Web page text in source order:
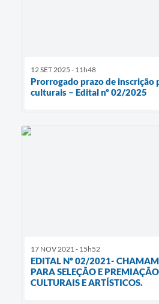
12 SET 2025 - 11h48
Prorrogado prazo de inscrição
culturais – Edital nº 02/2025
17 NOV 2021 - 15h52
EDITAL Nº 02/2021-
PARA SELEÇÃO E
CULTURAIS E ARTÍSTICOS.